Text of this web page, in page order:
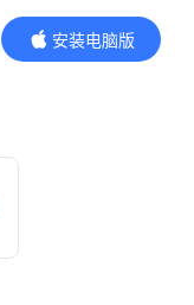
安装电脑版
内容更精彩